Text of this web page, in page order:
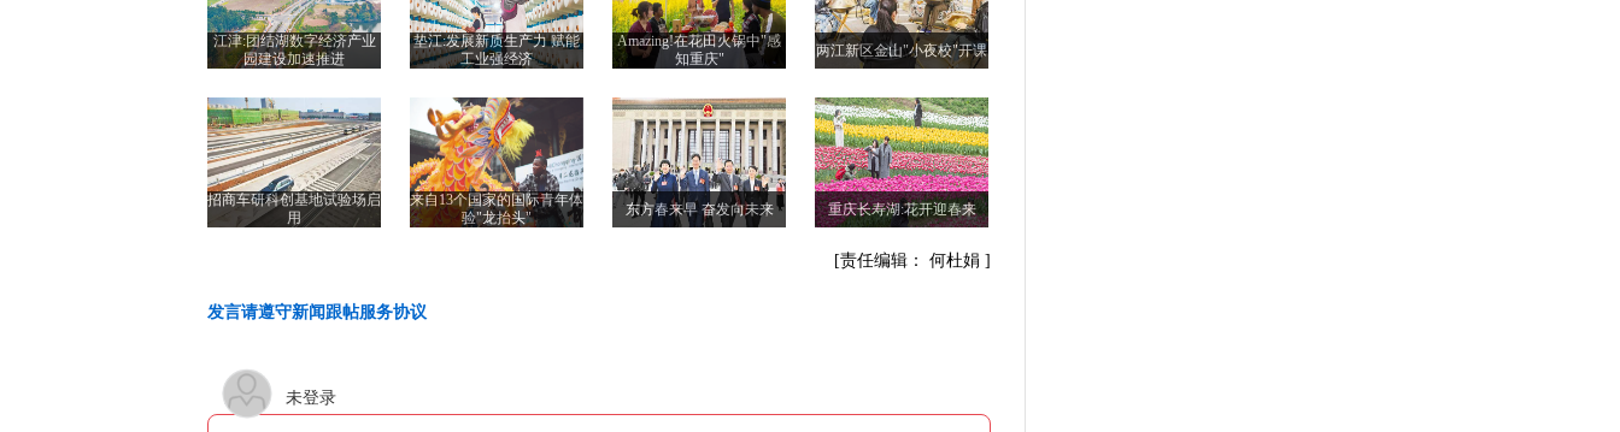
江津:团结湖数字经济产业
园建设加速推进
垫江:发展新质生产力 赋能
工业强经济
Amazing!在花田火锅中"感
知重庆"
两江新区金山"小夜校"开课
招商车研科创基地试验场启
用
来自13个国家的国际青年体
验"龙抬头"
东方春来早 奋发向未来 重庆长寿湖:花开迎春来
[责任编辑： 何杜娟 ]
发言请遵守新闻跟帖服务协议
未登录